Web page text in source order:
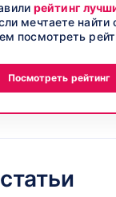
рейтинг
мечтаете
посмотреть
Посмотреть рейтинг